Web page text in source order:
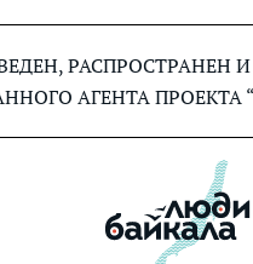
АГЕНТА ПРОЕКТА